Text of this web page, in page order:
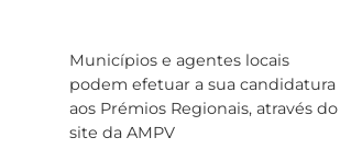
Municípios e agentes locais
podem efetuar a sua candidatura
aos Prémios Regionais, através do
site da AMPV